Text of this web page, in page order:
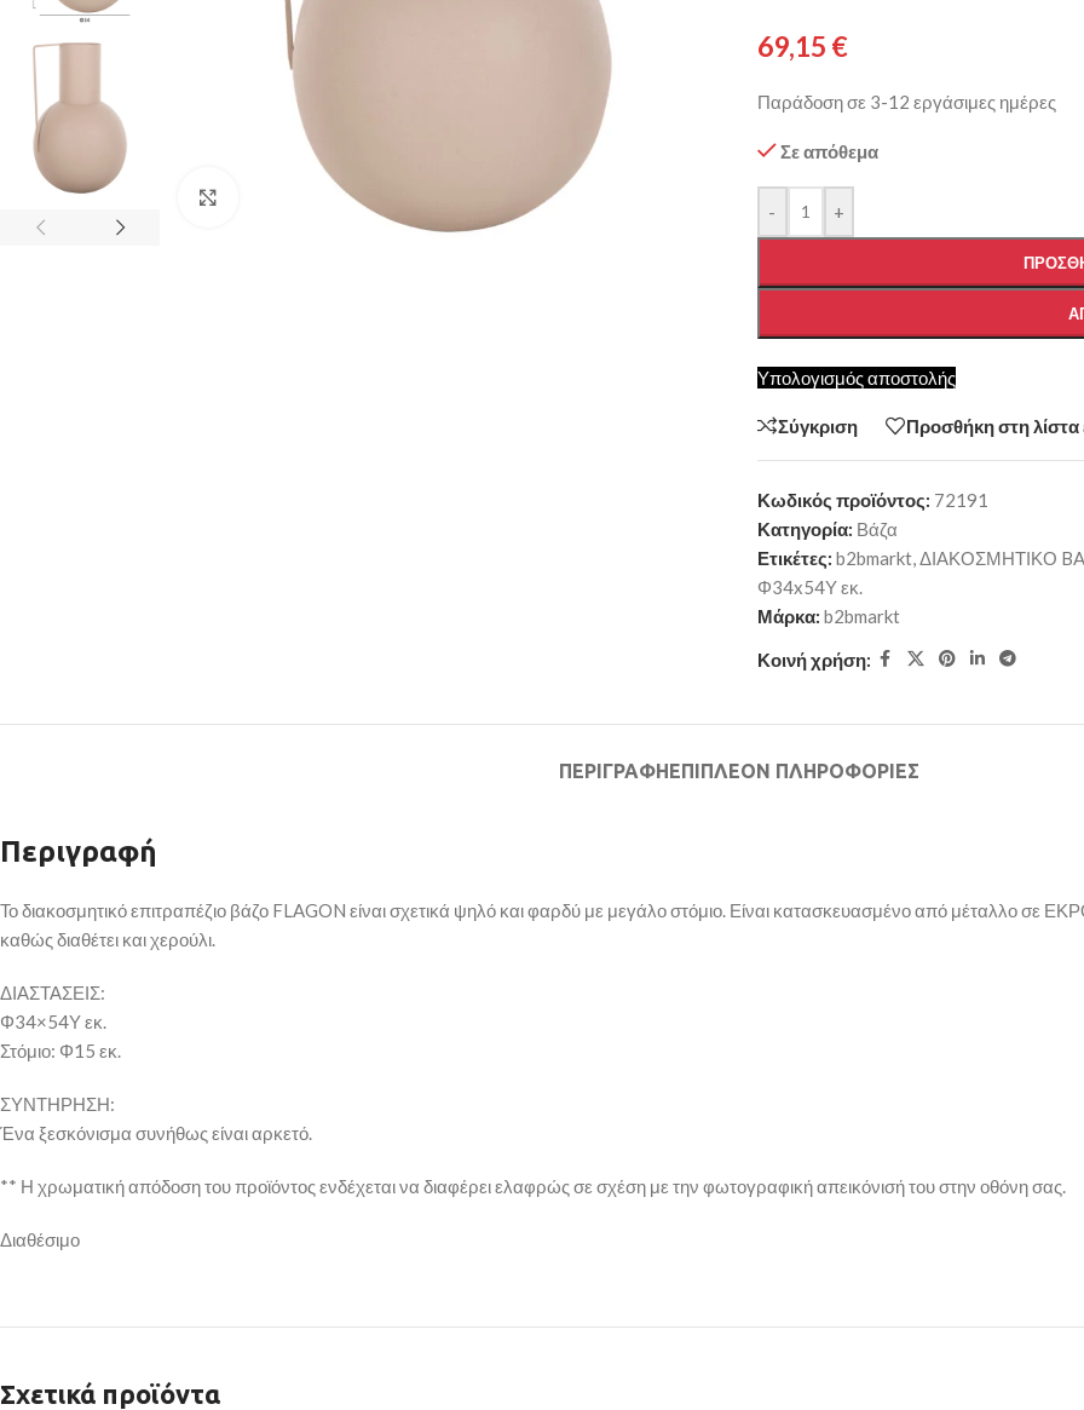
Κάντε κλικ για μεγέθυνση
69,15 €
Παράδοση σε 3-12 εργάσιμες ημέρες
Σε απόθεμα
- +
Υπολογισμός αποστολής
Σύγκριση Προσθήκη στη λίστα
Κωδικός προϊόντος: 72191
Κατηγορία: Βάζα
Ετικέτες: b2bmarkt,ΔΙΑΚΟΣΜΗΤΙΚΟ
Φ34x54Υ εκ.
Μάρκα: b2bmarkt
Κοινή χρήση:
ΠΕΡΙΓΡΑΦΉΕΠΙΠΛΈΟΝ ΠΛΗΡΟΦΟΡΊΕΣ
Περιγραφή
Το διακοσμητικό επιτραπέζιο βάζο FLAGON είναι σχετικά ψηλό και φαρδύ με μεγάλο στόμιο. Είναι κατασκευασμένο από μέταλλο σε
καθώς διαθέτει και χερούλι.
ΔΙΑΣΤΑΣΕΙΣ:
Φ34×54Υ εκ.
Στόμιο: Φ15 εκ.
ΣΥΝΤΗΡΗΣΗ:
Ένα ξεσκόνισμα συνήθως είναι αρκετό.
** Η χρωματική απόδοση του προϊόντος ενδέχεται να διαφέρει ελαφρώς σε σχέση με την φωτογραφική απεικόνισή του στην οθόνη σας.
Διαθέσιμο
Σχετικά προϊόντα